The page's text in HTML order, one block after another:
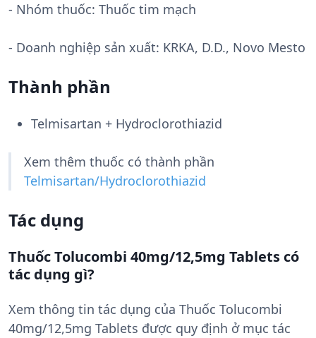
- Nhóm thuốc: Thuốc tim mạch
- Doanh nghiệp sản xuất: KRKA, D.D., Novo Mesto
Thành phần
Telmisartan + Hydroclorothiazid
Xem thêm thuốc có thành phần
Telmisartan/Hydroclorothiazid
Tác dụng
Thuốc Tolucombi 40mg/12,5mg Tablets có
tác dụng gì?
Xem thông tin tác dụng của Thuốc Tolucombi
40mg/12,5mg Tablets được quy định ở mục tác